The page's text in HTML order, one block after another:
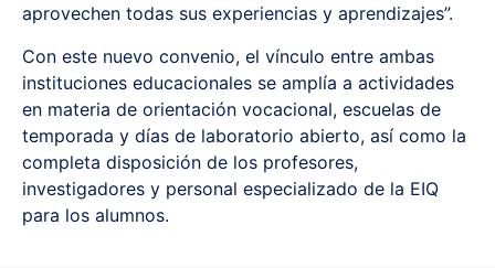
aprovechen todas sus experiencias y aprendizajes”.
Con este nuevo convenio, el vínculo entre ambas
instituciones educacionales se amplía a actividades
en materia de orientación vocacional, escuelas de
temporada y días de laboratorio abierto, así como la
completa disposición de los profesores,
investigadores y personal especializado de la EIQ
para los alumnos.